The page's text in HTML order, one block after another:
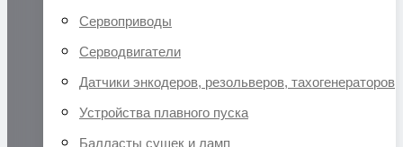
Сервоприводы
Серводвигатели
Датчики энкодеров, резольверов, тахогенераторов
Устройства плавного пуска
Балласты сушек и ламп